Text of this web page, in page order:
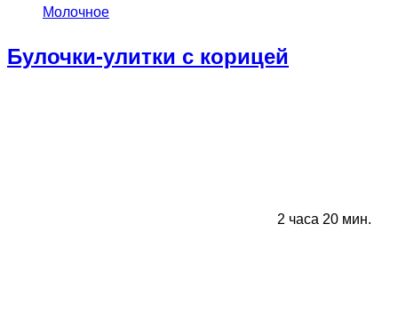
Молочное
Булочки-улитки с корицей
2 часа 20 мин.